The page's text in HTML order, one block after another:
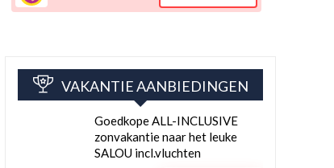
VAKANTIE AANBIEDINGEN
Goedkope ALL-INCLUSIVE
zonvakantie naar het leuke
SALOU incl.vluchten